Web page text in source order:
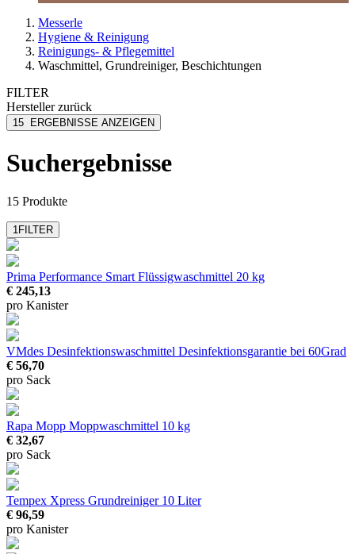
Messerle
Hygiene & Reinigung
Reinigungs- & Pflegemittel
Waschmittel, Grundreiniger, Beschichtungen
FILTER
Herstellerzurück
Dr. Schnell
M Clean
15 ERGEBNISSE ANZEIGEN
Suchergebnisse
15 Produkte
1FILTER
Prima Performance Smart Flüssigwaschmittel 20 kg
€ 245,13
pro Kanister
VMdes Desinfektionswaschmittel Desinfektionsgarantie bei 60Grad
€ 56,70
pro Sack
Rapa Mopp Moppwaschmittel 10 kg
€ 32,67
pro Sack
Tempex Xpress Grundreiniger 10 Liter
€ 96,59
pro Kanister